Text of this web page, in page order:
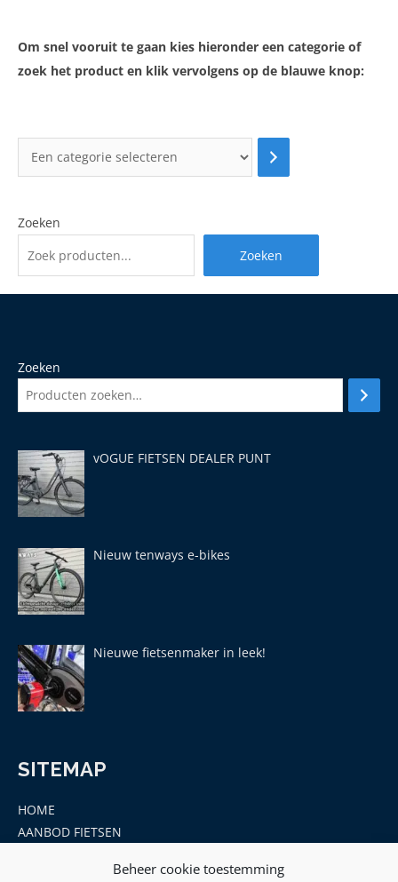
Beheer cookie toestemming
Om snel vooruit te gaan kies hieronder een categorie of
zoek het product en klik vervolgens op de blauwe knop:
Zoeken
Zoeken
Zoeken
vOGUE FIETSEN DEALER PUNT
Nieuw tenways e-bikes
Nieuwe fietsenmaker in leek!
SITEMAP
HOME
AANBOD FIETSEN
ONDERDELEN EN ACCESSOIRES